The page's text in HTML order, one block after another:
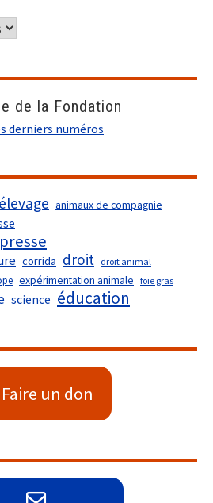
de la Fondation
derniers numéros
animaux de compagnie
corrida droit droit animal
expérimentation animale foie gras
science éducation
Faire un don